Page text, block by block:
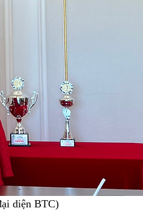
diện BTC)